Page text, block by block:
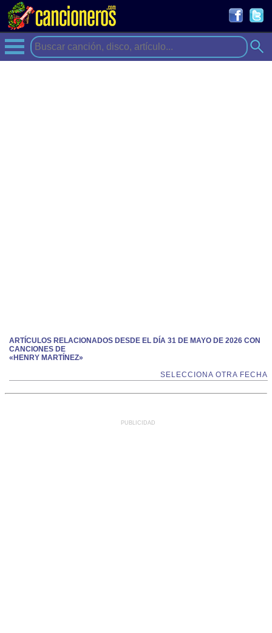
ARTÍCULOS RELACIONADOS DESDE EL DÍA 31 DE MAYO DE 2026 CON
CANCIONES DE
«HENRY MARTÍNEZ»
SELECCIONA OTRA FECHA
PUBLICIDAD